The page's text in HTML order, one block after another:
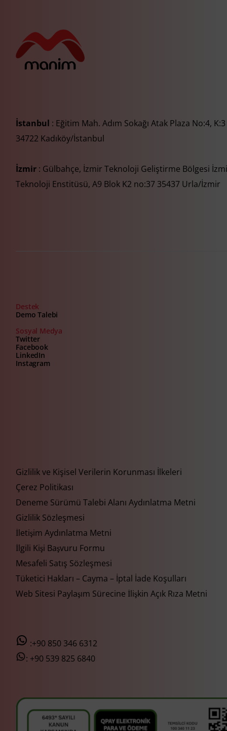
İstanbul : Eğitim Mah. Adım Sokağı Atak Plaza No:4,
34722 Kadıköy/İstanbul
İzmir : Gülbahçe, İzmir Teknoloji Geliştirme Bölgesi
Teknoloji Enstitüsü, A9 Blok K2 no:37 35437 Urla/İzmir
Destek
Demo Talebi
Sosyal Medya
Twitter
Facebook
LinkedIn
Instagram
Gizlilik ve Kişisel Verilerin Korunması İlkeleri
Çerez Politikası
Deneme Sürümü Talebi Alanı Aydınlatma Metni
Gizlilik Sözleşmesi
İletişim Aydınlatma Metni
İlgili Kişi Başvuru Formu
Mesafeli Satış Sözleşmesi
Tüketici Hakları – Cayma – İptal İade Koşulları
Web Sitesi Paylaşım Sürecine İlişkin Açık Rıza Metni
:+90 850 346 6312
: +90 539 825 6840